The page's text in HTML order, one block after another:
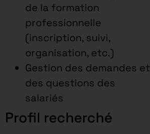
de la formation
professionnelle
(inscription, suivi,
organisation, etc.)
Gestion des demandes et
des questions des
salariés
Profil recherché